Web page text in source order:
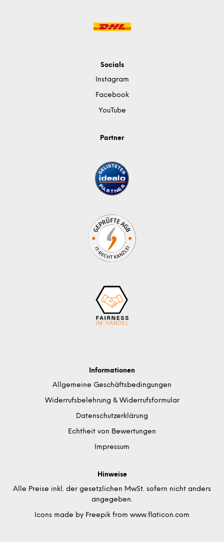
Socials
Instagram
Facebook
YouTube
Partner
Informationen
Allgemeine Geschäftsbedingungen
Widerrufsbelehrung & Widerrufsformular
Datenschutzerklärung
Echtheit von Bewertungen
Impressum
Hinweise
Alle Preise inkl. der gesetzlichen MwSt. sofern nicht anders
angegeben.
Icons made by Freepik from www.flaticon.com